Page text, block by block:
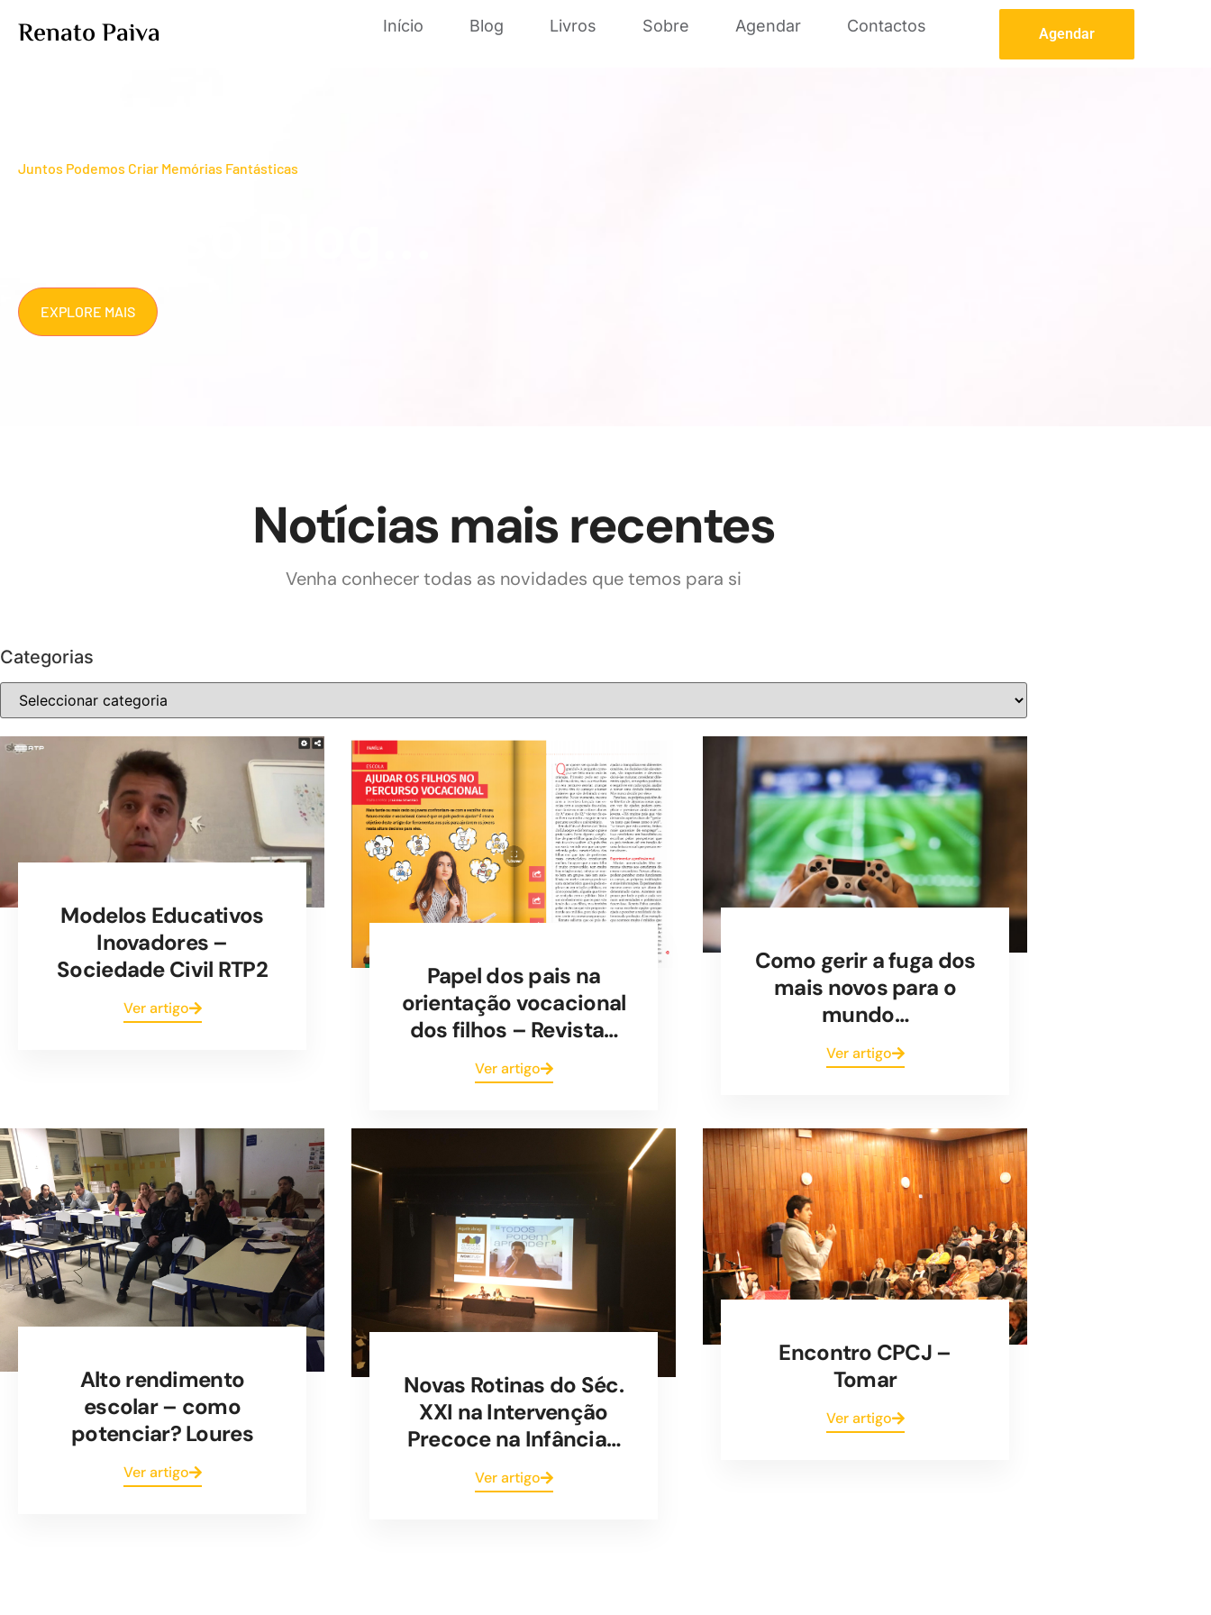
Renato Paiva Início Blog Livros Sobre Agendar Contactos Agendar
Juntos Podemos Criar Memórias Fantásticas
EXPLORE MAIS
Notícias mais recentes
Venha conhecer todas as novidades que temos para si
Categorias
Modelos Educativos
Inovadores –
Sociedade Civil RTP2
Ver artigo
Papel dos pais na
orientação vocacional
dos filhos – Revista…
Ver artigo
Como gerir a fuga dos
mais novos para o
mundo…
Ver artigo
Alto rendimento
escolar – como
potenciar? Loures
Ver artigo
Novas Rotinas do Séc.
XXI na Intervenção
Precoce na Infância…
Ver artigo
Encontro CPCJ –
Tomar
Ver artigo